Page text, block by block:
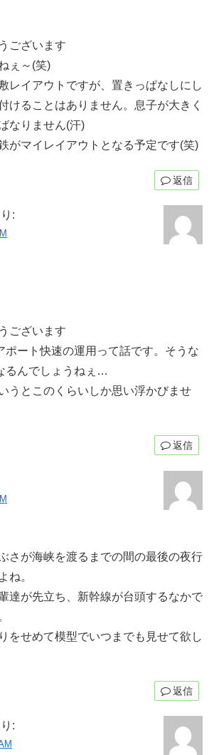
ございます
ぇ～(笑)
レイアウトですが、置きっぱなしにし
けることはありません。息子が大きく
なりません(汗)
がマイレイアウトとなる予定です(笑)
返信
:
ございます
ポート快速の運用って話です。そうな
るんでしょうねぇ…
うとこのくらいしか思い浮かびませ
返信
さが海峡を渡るまでの間の最後の夜行
ね。
達が先立ち、新幹線が台頭するなかで
をせめて模型でいつまでも見せて欲し
返信
: